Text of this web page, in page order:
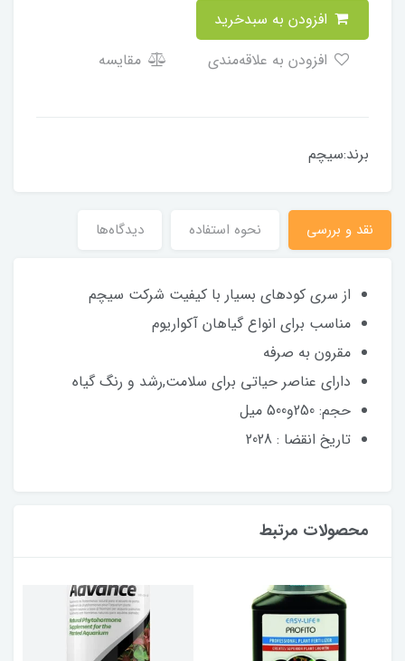
مقایسه
برند:سیچم
نقد و بررسی نحوه استفاده دیدگاه‌ها
از سری کودهای بسیار با کیفیت شرکت سیچم
مناسب برای انواع گیاهان آکواریوم
مقرون به صرفه
دارای عناصر حیاتی برای سلامت,رشد و رنگ گیاه
حجم: 250و500 میل
تاریخ انقضا : 2028
محصولات مرتبط